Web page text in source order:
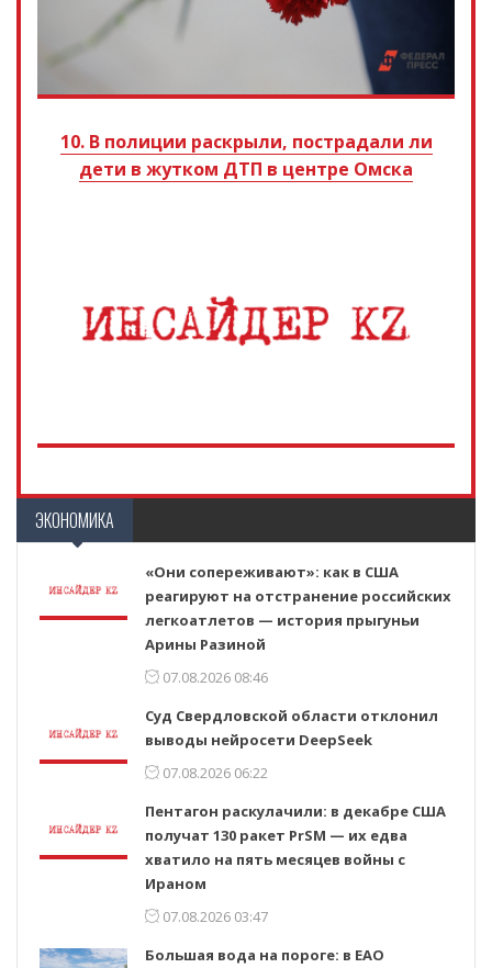
10. В полиции раскрыли, пострадали ли
дети в жутком ДТП в центре Омска
ЭКОНОМИКА
«Они сопереживают»: как в США
реагируют на отстранение российских
легкоатлетов — история прыгуньи
Арины Разиной
07.08.2026 08:46
Суд Свердловской области отклонил
выводы нейросети DeepSeek
07.08.2026 06:22
Пентагон раскулачили: в декабре США
получат 130 ракет PrSM — их едва
хватило на пять месяцев войны с
Ираном
07.08.2026 03:47
Большая вода на пороге: в ЕАО